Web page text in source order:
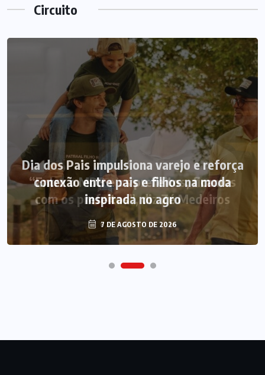
Circuito
Dia dos Pais impulsiona varejo e reforça
conexão entre pais e filhos na moda
inspirada no agro
7 DE AGOSTO DE 2026